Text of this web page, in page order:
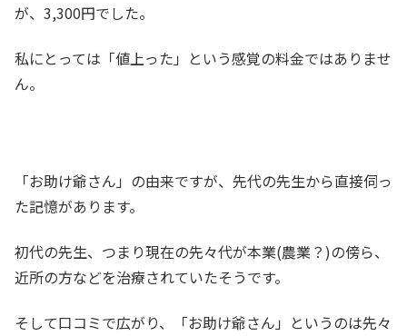
が、3,300円でした。
私にとっては「値上った」という感覚の料金ではありませ
ん。
「お助け爺さん」の由来ですが、先代の先生から直接伺っ
た記憶があります。
初代の先生、つまり現在の先々代が本業(農業？)の傍ら、
近所の方などを治療されていたそうです。
そして口コミで広がり、「お助け爺さん」というのは先々